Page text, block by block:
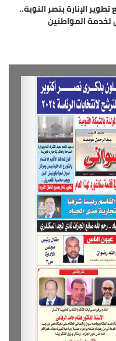
الإنارة بنصر النوبة..
لخدمة المواطنين